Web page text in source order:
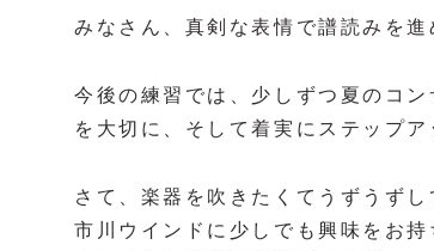
みなさん、真剣な表情で譜読みを進
今後の練習では、少しずつ夏のコ
を大切に、そして着実にステップ
さて、楽器を吹きたくてうずうずし
市川ウインドに少しでも興味をお持